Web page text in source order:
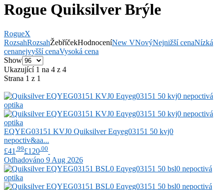
Rogue Quiksilver Brýle
RogueX
RozsahRozsahŽebříčekHodnoceníNew VNovýNejnižší cenaNízká
cenanejvyšší cenaVysoká cena
Show
Ukazující 1 na 4 z 4
Strana 1 z 1
EQYEG03151 KVJ0 QuiksilverEqyeg03151 50 kvj0
nepoctiv&aa...
£41 .99£120 .00
Odhadováno 9 Aug 2026